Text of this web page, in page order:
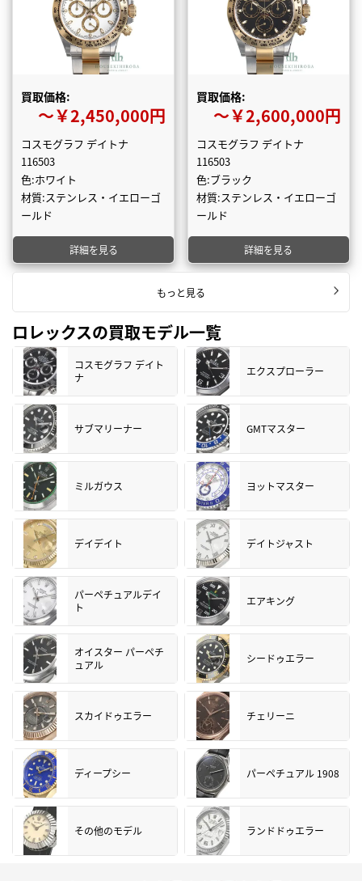
買取価格:
〜￥2,450,000円
コスモグラフ デイトナ
116503
色:ホワイト
材質:ステンレス・イエローゴ
ールド
詳細を見る
買取価格:
〜￥2,600,000円
コスモグラフ デイトナ
116503
色:ブラック
材質:ステンレス・イエローゴ
ールド
詳細を見る
もっと見る
ロレックスの買取モデル一覧
コスモグラフ デイト
ナ
エクスプローラー
サブマリーナー GMTマスター
ミルガウス ヨットマスター
デイデイト デイトジャスト
パーペチュアルデイ
ト
エアキング
オイスター パーペチ
ュアル
シードゥエラー
スカイドゥエラー チェリーニ
ディープシー パーペチュアル 1908
その他のモデル ランドドゥエラー